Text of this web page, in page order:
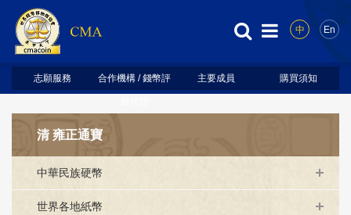
中 En
志願服務 合作機構 / 錢幣評 主要成員 購買須知
清 雍正通寶
中華民族硬幣
世界各地紙幣